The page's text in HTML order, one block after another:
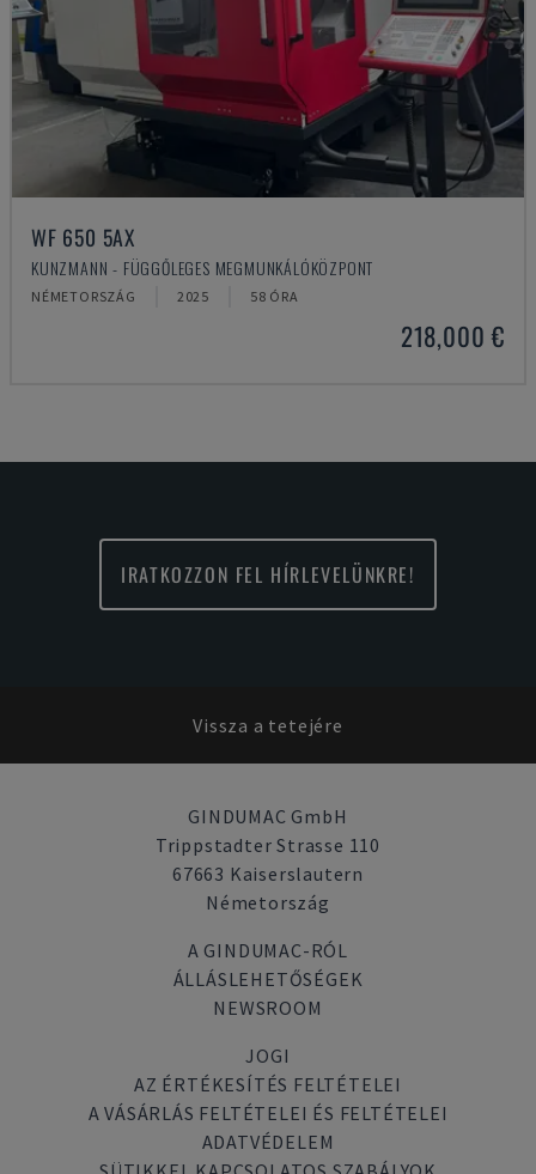
WF 650 5AX
KUNZMANN - FÜGGŐLEGES MEGMUNKÁLÓKÖZPONT
NÉMETORSZÁG 2025 58 ÓRA
218,000 €
IRATKOZZON FEL HÍRLEVELÜNKRE!
Vissza a tetejére
GINDUMAC GmbH
Trippstadter Strasse 110
67663 Kaiserslautern
Németország
A GINDUMAC-RÓL
ÁLLÁSLEHETŐSÉGEK
NEWSROOM
JOGI
AZ ÉRTÉKESÍTÉS FELTÉTELEI
A VÁSÁRLÁS FELTÉTELEI ÉS FELTÉTELEI
ADATVÉDELEM